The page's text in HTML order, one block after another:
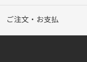
ご注文・お支払